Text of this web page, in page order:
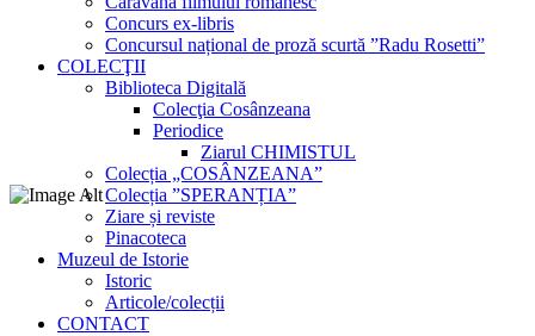
Concurs ex-libris
Concursul național de proză scurtă ”Radu Rosetti”
COLECŢII
Biblioteca Digitală
Colecţia Cosânzeana
Periodice
Ziarul CHIMISTUL
Colecția „COSÂNZEANA”
Colecția ”SPERANȚIA”
Ziare și reviste
Pinacoteca
Muzeul de Istorie
Istoric
Articole/colecții
CONTACT